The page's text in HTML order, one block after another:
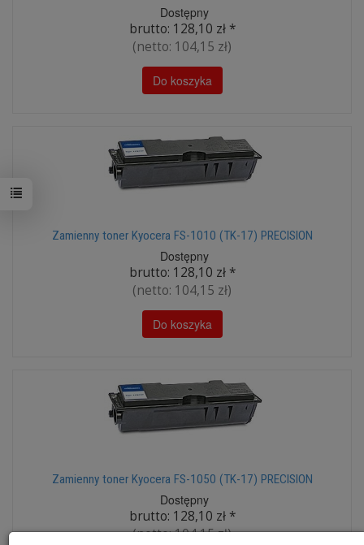
Dostępny
brutto: 128,10 zł*
(netto: 104,15 zł)
Do koszyka
Zamienny toner Kyocera FS-1010 (TK-17) PRECISION
Dostępny
brutto: 128,10 zł*
(netto: 104,15 zł)
Do koszyka
Zamienny toner Kyocera FS-1050 (TK-17) PRECISION
Dostępny
brutto: 128,10 zł*
(netto:104,15 zł)